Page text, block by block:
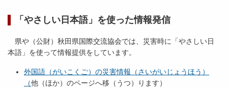
「やさしい日本語」を使った情報発信
県や（公財）秋田県国際交流協会では、災害時に「やさしい日
本語」を使って情報提供をしています。
外国語（がいこくご）の災害情報（さいがいじょうほう）
（他（ほか）のページへ移（うつ）ります）